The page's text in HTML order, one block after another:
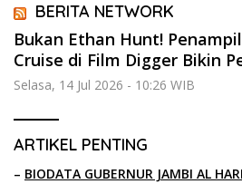
BERITA NETWORK
Bukan Ethan Hunt!
Cruise di Film Digger Bikin
Selasa, 14 Jul 2026 - 10:26 WIB
ARTIKEL PENTING
– BIODATA GUBERNUR JAMBI AL